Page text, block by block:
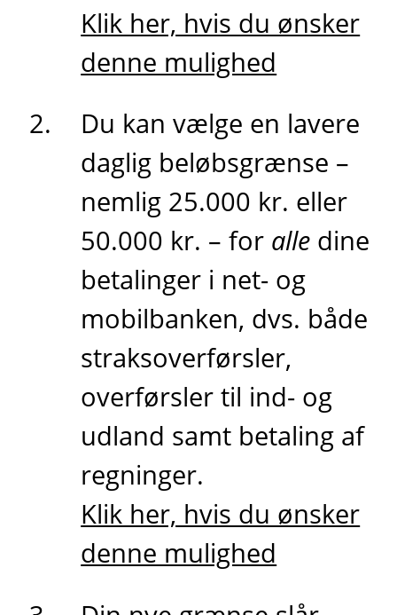
Klik her, hvis du ønsker
denne mulighed
Du kan vælge en lavere
daglig beløbsgrænse –
nemlig 25.000 kr. eller
50.000 kr. – for alle dine
betalinger i net- og
mobilbanken, dvs. både
straksoverførsler,
overførsler til ind- og
udland samt betaling af
regninger.
Klik her, hvis du ønsker
denne mulighed